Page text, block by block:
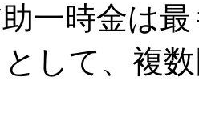
一時金は
して、複